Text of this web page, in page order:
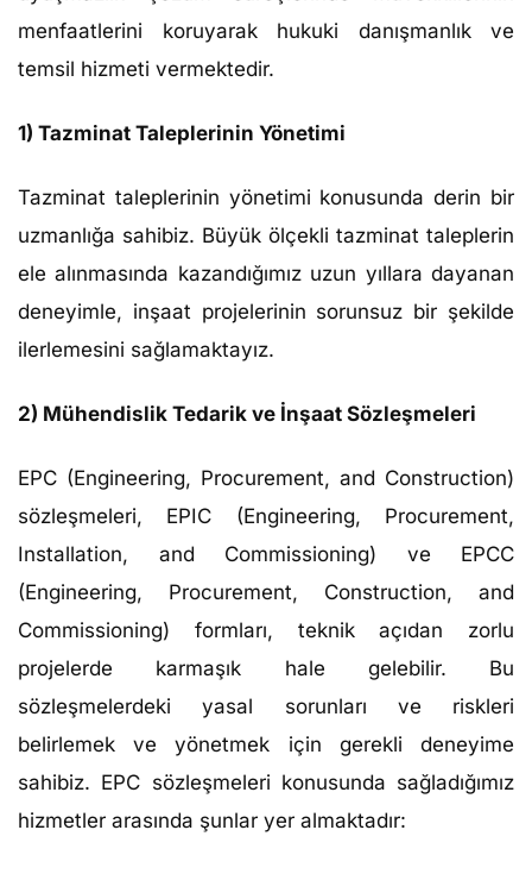
menfaatlerini koruyarak hukuki danışmanlık ve
temsil hizmeti vermektedir.
1) Tazminat Taleplerinin Yönetimi
Tazminat taleplerinin yönetimi konusunda derin bir
uzmanlığa sahibiz. Büyük ölçekli tazminat taleplerin
ele alınmasında kazandığımız uzun yıllara dayanan
deneyimle, inşaat projelerinin sorunsuz bir şekilde
ilerlemesini sağlamaktayız.
2) Mühendislik Tedarik ve İnşaat Sözleşmeleri
EPC (Engineering, Procurement, and Construction)
sözleşmeleri, EPIC (Engineering, Procurement,
Installation, and Commissioning) ve EPCC
(Engineering, Procurement, Construction, and
Commissioning) formları, teknik açıdan zorlu
projelerde karmaşık hale gelebilir. Bu
sözleşmelerdeki yasal sorunları ve riskleri
belirlemek ve yönetmek için gerekli deneyime
sahibiz. EPC sözleşmeleri konusunda sağladığımız
hizmetler arasında şunlar yer almaktadır: